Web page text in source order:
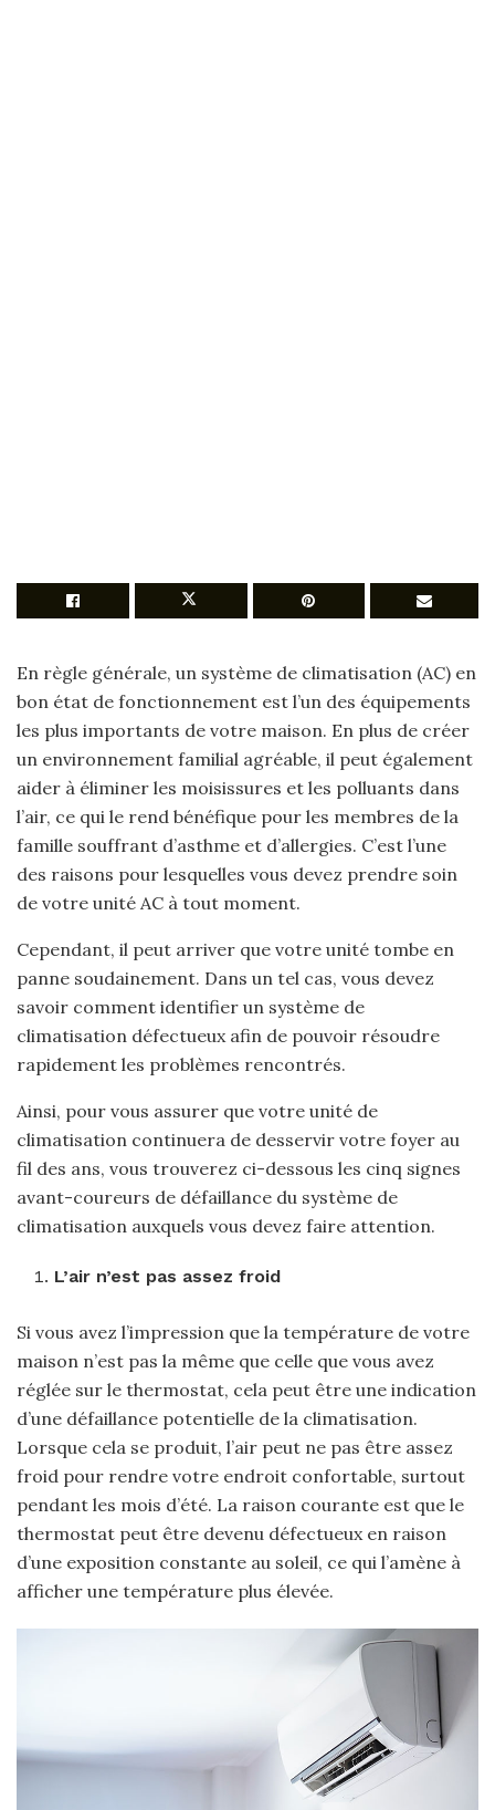
En règle générale, un système de climatisation (AC) en
bon état de fonctionnement est l’un des équipements
les plus importants de votre maison. En plus de créer
un environnement familial agréable, il peut également
aider à éliminer les moisissures et les polluants dans
l’air, ce qui le rend bénéfique pour les membres de la
famille souffrant d’asthme et d’allergies. C’est l’une
des raisons pour lesquelles vous devez prendre soin
de votre unité AC à tout moment.
Cependant, il peut arriver que votre unité tombe en
panne soudainement. Dans un tel cas, vous devez
savoir comment identifier un système de
climatisation défectueux afin de pouvoir résoudre
rapidement les problèmes rencontrés.
Ainsi, pour vous assurer que votre unité de
climatisation continuera de desservir votre foyer au
fil des ans, vous trouverez ci-dessous les cinq signes
avant-coureurs de défaillance du système de
climatisation auxquels vous devez faire attention.
L’air n’est pas assez froid
Si vous avez l’impression que la température de votre
maison n’est pas la même que celle que vous avez
réglée sur le thermostat, cela peut être une indication
d’une défaillance potentielle de la climatisation.
Lorsque cela se produit, l’air peut ne pas être assez
froid pour rendre votre endroit confortable, surtout
pendant les mois d’été. La raison courante est que le
thermostat peut être devenu défectueux en raison
d’une exposition constante au soleil, ce qui l’amène à
afficher une température plus élevée.